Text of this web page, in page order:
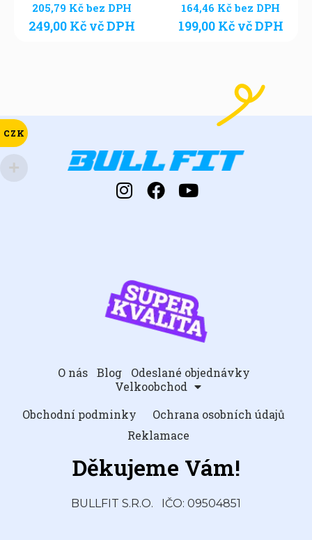
205,79 Kčbez DPH
249,00 Kčvč DPH
164,46 Kčbez DPH
199,00 Kčvč DPH
O nás Blog
Odeslané objednávky
Velkoobchod
Obchodní podminky
Ochrana osobních údajů
Reklamace
Děkujeme Vám!
BULLFIT S.R.O. IČO: 09504851
CZK